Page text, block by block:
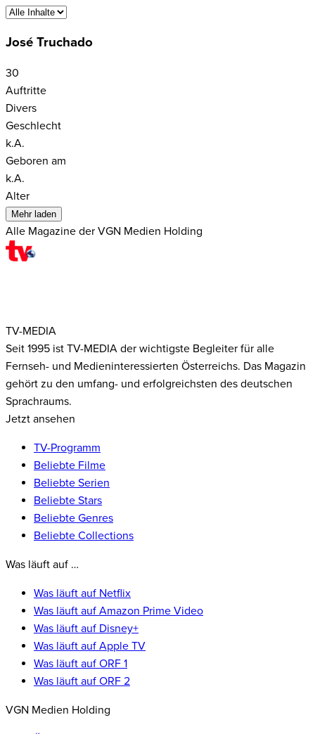
José Truchado
30
Auftritte
Divers
Geschlecht
k.A.
Geboren am
k.A.
Alter
Mehr laden
Alle Magazine der VGN Medien Holding
TV-MEDIA
Seit 1995 ist TV-MEDIA der wichtigste Begleiter für alle
Fernseh- und Medieninteressierten Österreichs. Das Magazin
gehört zu den umfang- und erfolgreichsten des deutschen
Sprachraums.
Jetzt ansehen
TV-Programm
Beliebte Filme
Beliebte Serien
Beliebte Stars
Beliebte Genres
Beliebte Collections
Was läuft auf …
Was läuft auf Netflix
Was läuft auf Amazon Prime Video
Was läuft auf Disney+
Was läuft auf Apple TV
Was läuft auf ORF 1
Was läuft auf ORF 2
VGN Medien Holding